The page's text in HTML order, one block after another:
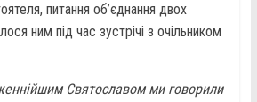
питання об’єднання двох
ним під час зустрічі з очільником
Святославом ми говорили